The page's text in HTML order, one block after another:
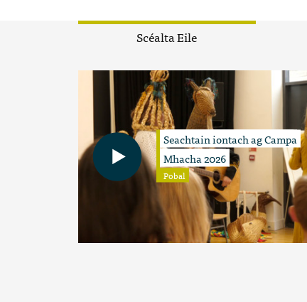
Scéalta Eile
Seachtain iontach ag Campa
Mhacha 2026
Pobal